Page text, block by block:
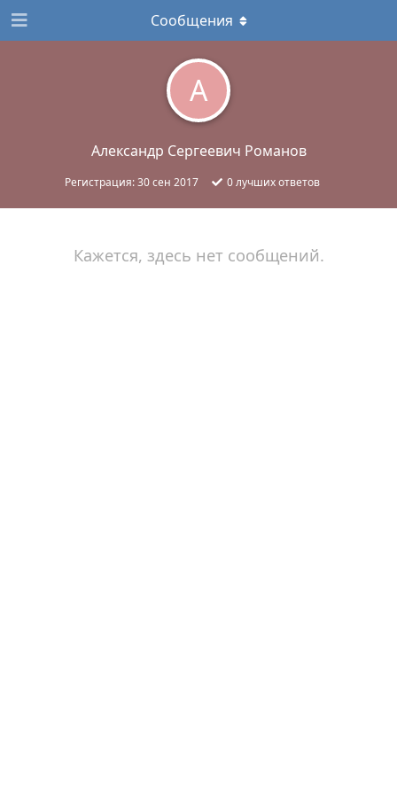
А
Александр Сергеевич Романов
Регистрация:30 сен 2017 0лучших ответов
Сообщения
Кажется, здесь нет сообщений.